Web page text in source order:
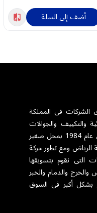
أضف إلى السلة
الشركات فى المملكة
والتكييف والجوالات
والإلكترونيات بمختلف أنواعها .حيث تأسست فى الرياض عام 1984 بمحل صغير
الرياض ومع تطور حركة
التى نقوم بتسويقها
والدمام والخبر
بشكل أكبر فى السوق